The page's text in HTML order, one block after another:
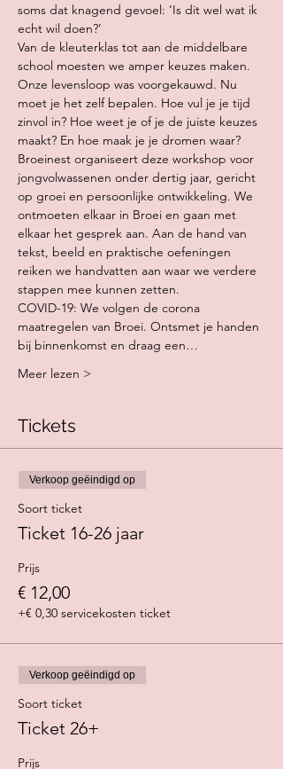
soms dat knagend gevoel: ‘Is dit wel wat ik
echt wil doen?’
Van de kleuterklas tot aan de middelbare
school moesten we amper keuzes maken.
Onze levensloop was voorgekauwd. Nu
moet je het zelf bepalen. Hoe vul je je tijd
zinvol in? Hoe weet je of je de juiste keuzes
maakt? En hoe maak je je dromen waar?
Broeinest organiseert deze workshop voor
jongvolwassenen onder dertig jaar, gericht
op groei en persoonlijke ontwikkeling. We
ontmoeten elkaar in Broei en gaan met
elkaar het gesprek aan. Aan de hand van
tekst, beeld en praktische oefeningen
reiken we handvatten aan waar we verdere
stappen mee kunnen zetten.
COVID-19: We volgen de corona
maatregelen van Broei. Ontsmet je handen
bij binnenkomst en draag een…
Meer lezen >
Tickets
Verkoop geëindigd op
Soort ticket
Ticket 16-26 jaar
Prijs
€ 12,00
+€ 0,30 servicekosten ticket
Verkoop geëindigd op
Soort ticket
Ticket 26+
Prijs